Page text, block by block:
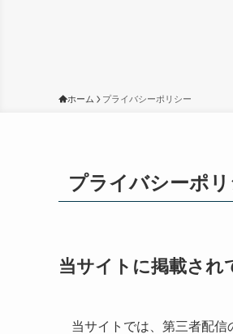
ホーム プライバシーポリシー
プライバシーポ
当サイトに掲載され
当サイトでは、第三者配信